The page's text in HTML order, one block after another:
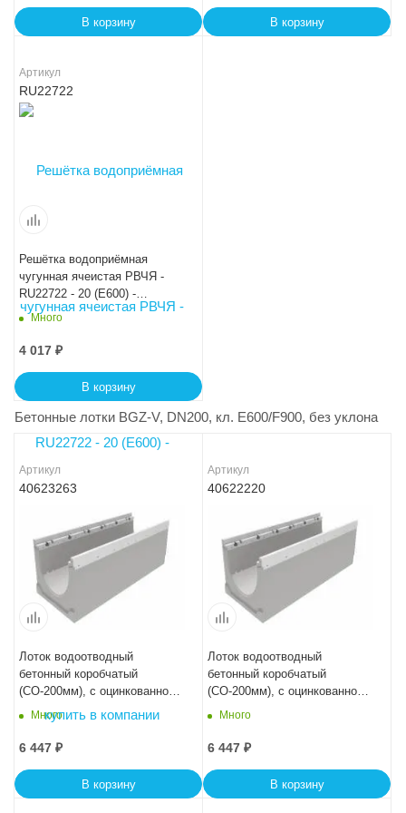
В корзину В корзину
Артикул
RU22722
Решётка водоприёмная
чугунная ячеистая РВЧЯ -
RU22722 - 20 (E600) -
50x24,7x2,5 - 2,7/1,3
Много
4 017 ₽
В корзину
Бетонные лотки BGZ-V, DN200, кл. E600/F900, без уклона
Артикул
40623263
Лоток водоотводный
бетонный коробчатый
(СО-200мм), с оцинкованной
насадкой КU 100.29,8
(20).22(15) - BGZ-V, №-15-0
Много
6 447 ₽
В корзину
Артикул
40622220
Лоток водоотводный
бетонный коробчатый
(СО-200мм), с оцинкованной
насадкой КU 100.29,8
Много
6 447 ₽
В корзину